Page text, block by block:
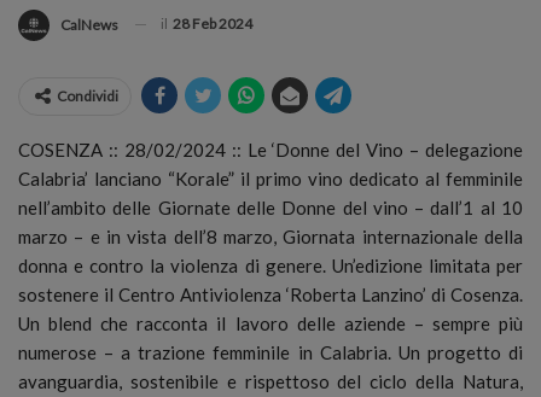
CalNews il 28 Feb 2024
Condividi
COSENZA :: 28/02/2024 :: Le ‘Donne del Vino – delegazione
Calabria’ lanciano “Korale” il primo vino dedicato al femminile
nell’ambito delle Giornate delle Donne del vino – dall’1 al 10
marzo – e in vista dell’8 marzo, Giornata internazionale della
donna e contro la violenza di genere.Un’edizione limitata per
sostenere il Centro Antiviolenza ‘Roberta Lanzino’ di Cosenza.
Un blend che racconta il lavoro delle aziende – sempre più
numerose – a trazione femminile in Calabria. Un progetto di
avanguardia, sostenibile e rispettoso del ciclo della Natura,